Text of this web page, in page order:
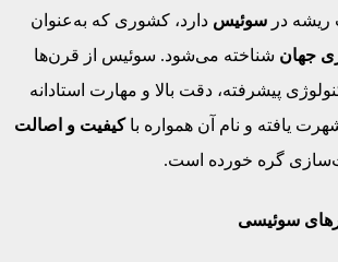
ریشه در سوئیس دارد، کشوری که به‌عنوان
جهان شناخته می‌شود. سوئیس از قرن‌ها
پیشرفته، دقت بالا و مهارت استادانه
یافته و نام آن همواره باکیفیت و اصالت
گره خورده است.